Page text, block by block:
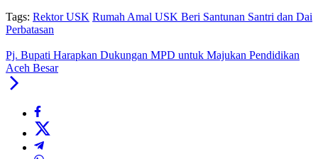
Tags: Rektor USK Rumah Amal USK Beri Santunan Santri dan Dai
Perbatasan
Pj. Bupati Harapkan Dukungan MPD untuk Majukan Pendidikan
Aceh Besar